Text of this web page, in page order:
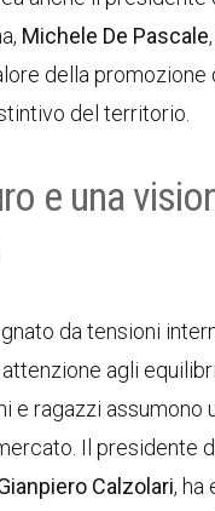
Michele De Pascale
della promozione
del territorio.
e una
da tensioni
agli
e ragazzi assumono
Il presidente
Calzolari, ha